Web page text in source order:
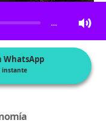
…
WhatsApp
instante